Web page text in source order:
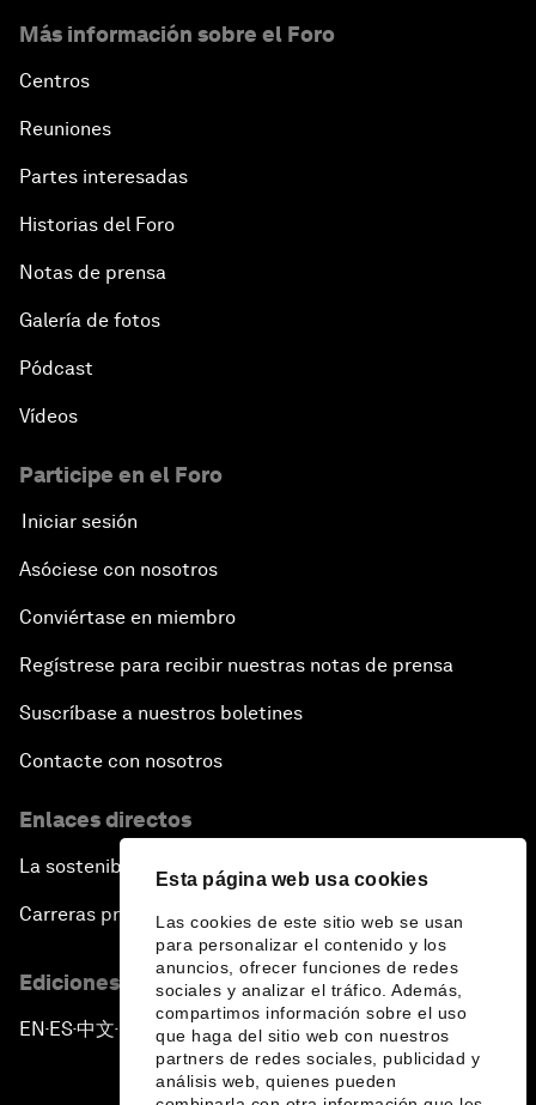
Esta página web usa cookies
Las cookies de este sitio web se usan
para personalizar el contenido y los
anuncios, ofrecer funciones de redes
sociales y analizar el tráfico. Además,
compartimos información sobre el uso
que haga del sitio web con nuestros
partners de redes sociales, publicidad y
análisis web, quienes pueden
Más información sobre el Foro
Centros
Reuniones
Partes interesadas
Historias del Foro
Notas de prensa
Galería de fotos
Pódcast
Vídeos
Participe en el Foro
Iniciar sesión
Asóciese con nosotros
Conviértase en miembro
Regístrese para recibir nuestras notas de prensa
Suscríbase a nuestros boletines
Contacte con nosotros
Enlaces directos
La sostenibilidad en el Foro
Carreras profesionales
Ediciones en otros idiomas
EN ▪ES▪中文▪ 日本語